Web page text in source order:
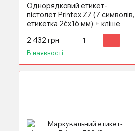
Однорядковий етикет-
пістолет Printex Z7 (7 символів,
етикетка 26х16 мм) + кліше
2 432 грн
В наявності